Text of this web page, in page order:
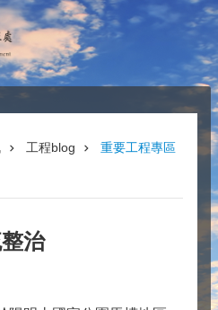
工程blog 重要工程專區
治